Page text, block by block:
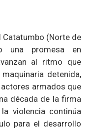
(Norte de
una promesa en
al ritmo que
detenida,
armados que
década de la firma
violencia continúa
para el desarrollo